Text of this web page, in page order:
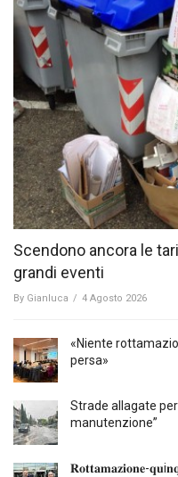
Scendono ancora le
grandi eventi
By Gianluca / 4 Agosto 2026
«Niente
persa»
Strade allagate per
manutenzione”
𝐑𝐨𝐭𝐭𝐚𝐦𝐚𝐳𝐢𝐨𝐧𝐞-